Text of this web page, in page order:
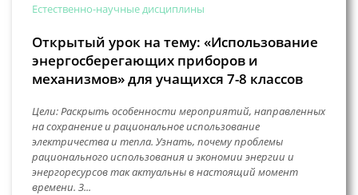
Естественно-научные дисциплины
Открытый урок на тему: «Использование
энергосберегающих приборов и
механизмов» для учащихся 7-8 классов
Цели: Раскрыть особенности мероприятий, направленных
на сохранение и рациональное использование
электричества и тепла. Узнать, почему проблемы
рационального использования и экономии энергии и
энергоресурсов так актуальны в настоящий момент
времени. З...